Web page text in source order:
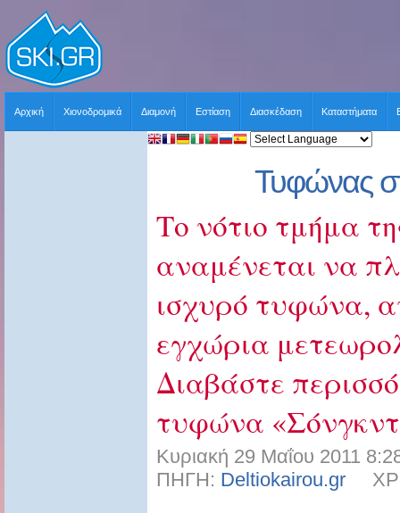
Αρχική Χιονοδρομικά Διαμονή Εστίαση Διασκέδαση Καταστήματα
Τυφώνας
Το νότιο τμήμα
αναμένεται να
ισχυρό τυφώνα,
εγχώρια
Διαβάστε
τυφώνα
Κυριακή 29 Μαΐου 2011
ΠΗΓΗ: Deltiokairou.gr